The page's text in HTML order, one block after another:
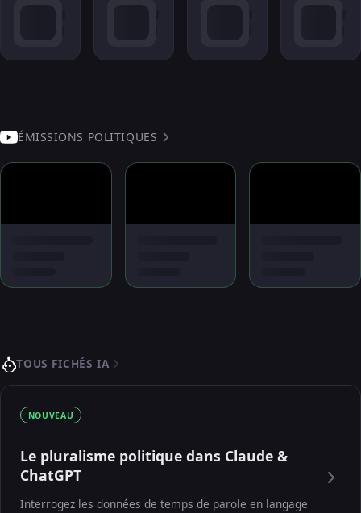
ÉMISSIONS POLITIQUES
TOUS FICHÉS IA
NOUVEAU
Le pluralisme politique dans Claude &
ChatGPT
Interrogez les données de temps de parole en langage